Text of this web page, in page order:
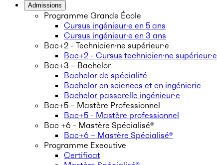
Admissions
Programme Grande École
Cursus ingénieur·e en 5 ans
Cursus ingénieur·e en 3 ans
Bac+2 - Technicien·ne supérieur·e
Bac+2 - Cursus technicien·ne supérieur·e
Bac+3 – Bachelor
Bachelor de spécialité
Bachelor en sciences et en ingénierie
Bachelor passerelle ingénieur·e
Bac+5 – Mastère Professionnel
Bac+5 - Mastère professionnel
Bac +6 - Mastère Spécialisé®
Bac+6 – Mastère Spécialisé®
Programme Executive
Certificat